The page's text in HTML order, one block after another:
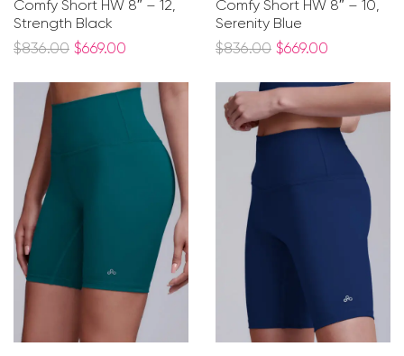
Comfy Short HW 8″ – 12,
Strength Black
$836.00 $669.00
Comfy Short HW 8″ – 10,
Serenity Blue
$836.00 $669.00